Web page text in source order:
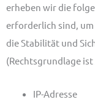
erheben wir die
erforderlich sind, um
die Stabilität und
(Rechtsgrundlage ist
IP-Adresse